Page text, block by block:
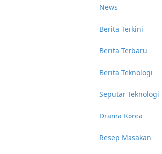
News
Berita Terkini
Berita Terbaru
Berita Teknologi
Seputar Teknologi
Drama Korea
Resep Masakan